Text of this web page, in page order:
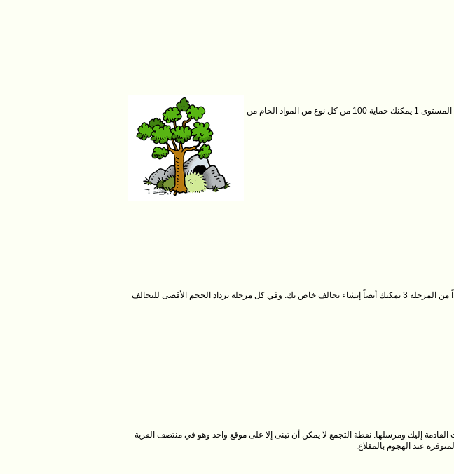
في حالة الهجوم على قريتك يقوم السكان باخفاء جزء من الخامات تلقائياً في المخبأ حتى لا تتم سرقتها. في المستوى 1 يمكنك حماية 100 من كل نوع من المواد الخام من
لكي تكون قادراً على الإنضمام إلى أي تحالف أنت بحاجة إلى السفارة. بدءاً من المرحلة 3 يمكنك أيضاً إنشاء تحالف خاص بك. وفي كل مرحلة يزداد الحجم الأقصى للتحالف
إليك ومرسلها. نقطة التجمع لا يمكن أن تبنى إلا على موقع واحد وهو في منتصف القرية
عند الهجوم بالمقلاع.